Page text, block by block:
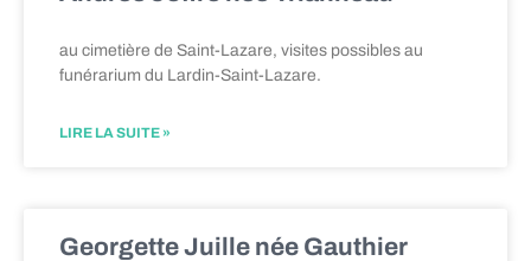
au cimetière de Saint-Lazare, visites possibles au
funérarium du Lardin-Saint-Lazare.
LIRE LA SUITE »
Georgette Juille née Gauthier